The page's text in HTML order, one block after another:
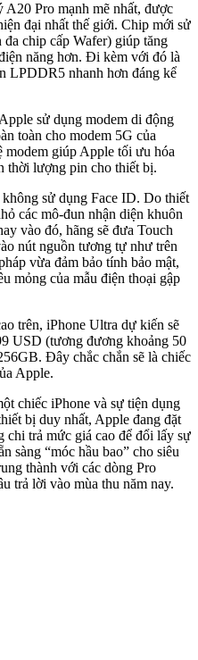
Pro mạnh mẽ nhất, được
đại nhất thế giới. Chip mới sử
chip cấp Wafer) giúp tăng
năng hơn. Đi kèm với đó là
LPDDR5 nhanh hơn đáng kể
sử dụng modem di động
toàn cho modem 5G của
giúp Apple tối ưu hóa
thời lượng pin cho thiết bị.
sử dụng Face ID. Do thiết
các mô-đun nhận diện khuôn
vào đó, hãng sẽ đưa Touch
nút nguồn tương tự như trên
vừa đảm bảo tính bảo mật,
mỏng của mẫu điện thoại gập
trên, iPhone Ultra dự kiến sẽ
USD (tương đương khoảng 50
Đây chắc chắn sẽ là chiếc
Apple.
chiếc iPhone và sự tiện dụng
bị duy nhất, Apple đang đặt
chi trả mức giá cao để đổi lấy sự
sàng “móc hầu bao” cho siêu
thành với các dòng Pro
trả lời vào mùa thu năm nay.